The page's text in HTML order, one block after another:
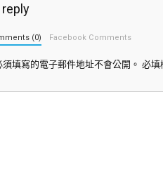
reply
(0) Facebook Comments
填寫的電子郵件地址不會公開。 必填